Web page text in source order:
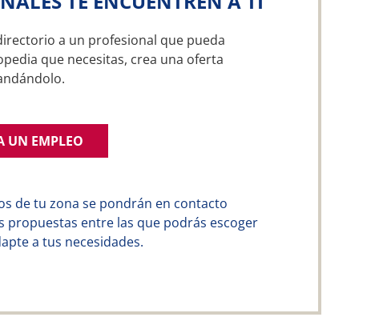
a un profesional que pueda
que necesitas, crea una oferta
UN EMPLEO
de tu zona se pondrán en contacto
entre las que podrás escoger
a tus necesidades.